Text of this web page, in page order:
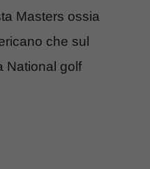
Masters ossia
che sul
National golf